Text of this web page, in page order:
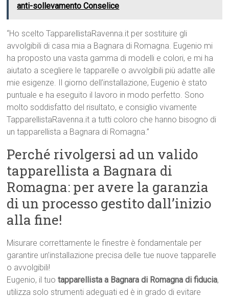
anti-sollevamento Conselice
“Ho scelto TapparellistaRavenna.it per sostituire gli
avvolgibili di casa mia a Bagnara di Romagna. Eugenio mi
ha proposto una vasta gamma di modelli e colori, e mi ha
aiutato a scegliere le tapparelle o avvolgibili più adatte alle
mie esigenze. Il giorno dell’installazione, Eugenio è stato
puntuale e ha eseguito il lavoro in modo perfetto. Sono
molto soddisfatto del risultato, e consiglio vivamente
TapparellistaRavenna.it a tutti coloro che hanno bisogno di
un tapparellista a Bagnara di Romagna.”
Perché rivolgersi ad un valido
tapparellista a Bagnara di
Romagna: per avere la garanzia
di un processo gestito dall’inizio
alla fine!
Misurare correttamente le finestre è fondamentale per
garantire un’installazione precisa delle tue nuove tapparelle
o avvolgibili!
Eugenio, il tuotapparellista a Bagnara di Romagna di fiducia,
utilizza solo strumenti adeguati ed è in grado di evitare